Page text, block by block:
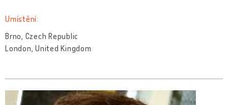
Umístění:
Brno, Czech Republic
London, United Kingdom